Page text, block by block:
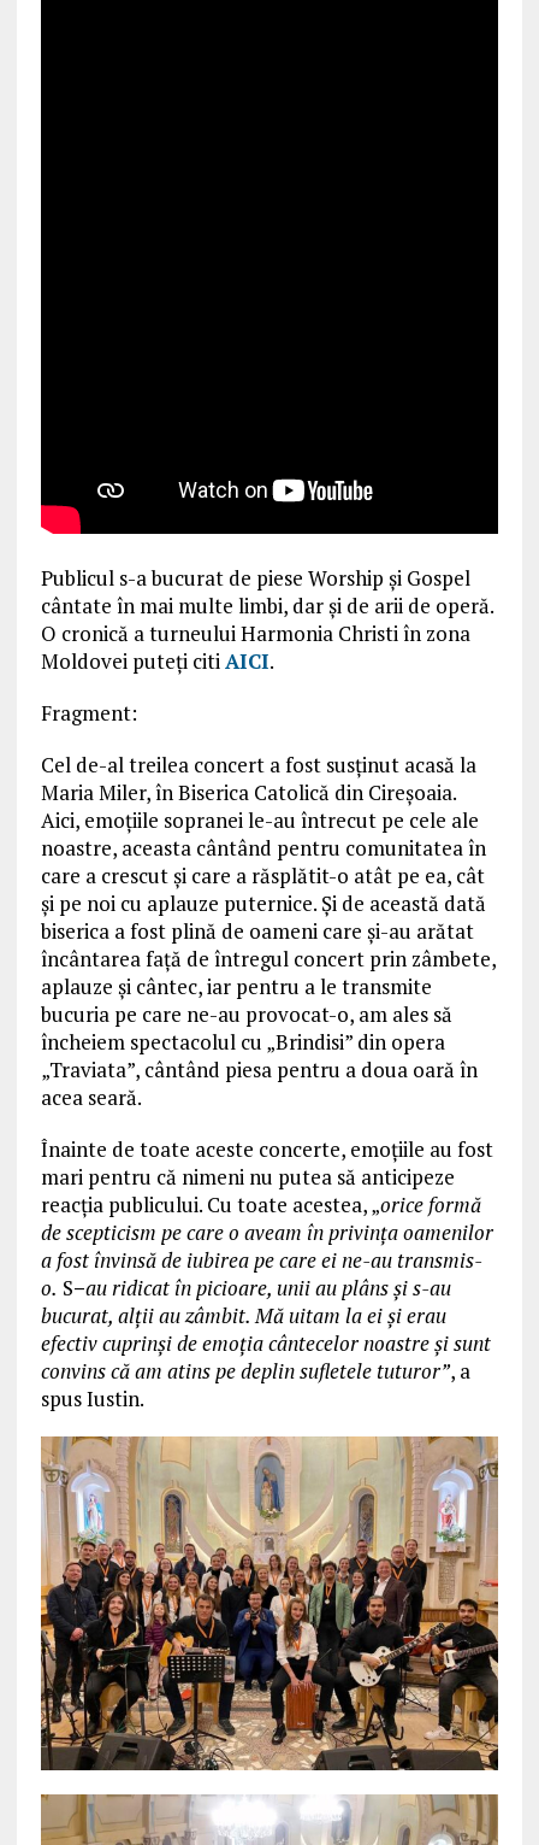
Publicul s-a bucurat de piese Worship și Gospel
cântate în mai multe limbi, dar și de arii de operă.
O cronică a turneului Harmonia Christi în zona
Moldovei puteți citiAICI.
Fragment:
Cel de-al treilea concert a fost susținut acasă la
Maria Miler, în Biserica Catolică din Cireșoaia.
Aici, emoțiile sopranei le-au întrecut pe cele ale
noastre, aceasta cântând pentru comunitatea în
care a crescut și care a răsplătit-o atât pe ea, cât
și pe noi cu aplauze puternice. Și de această dată
biserica a fost plină de oameni care și-au arătat
încântarea față de întregul concert prin zâmbete,
aplauze și cântec, iar pentru a le transmite
bucuria pe care ne-au provocat-o, am ales să
încheiem spectacolul cu „Brindisi” din opera
„Traviata”, cântând piesa pentru a doua oară în
acea seară.
Înainte de toate aceste concerte, emoțiile au fost
mari pentru că nimeni nu putea să anticipeze
reacția publicului. Cu toate acestea, „orice formă
de scepticism pe care o aveam în privința oamenilor
a fost învinsă de iubirea pe care ei ne-au transmis-
o. S–au ridicat în picioare, unii au plâns și s-au
bucurat, alții au zâmbit. Mă uitam la ei și erau
efectiv cuprinși de emoția cântecelor noastre și sunt
convins că am atins pe deplin sufletele tuturor”, a
spus Iustin.